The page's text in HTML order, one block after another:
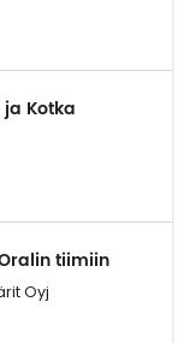
Kotka
tiimiin
Oyj